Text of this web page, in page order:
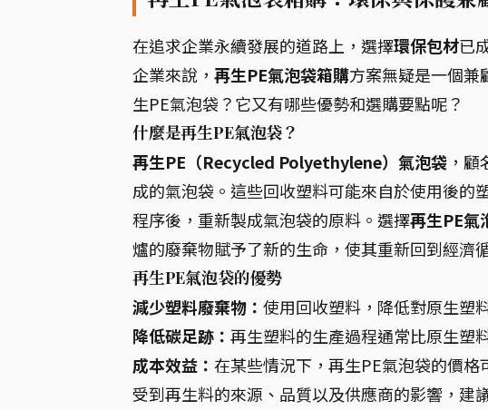
在追求企業永續發展的道路上，選擇環保包材已
企業來說， 再生PE氣泡袋箱購方案無疑是一個兼
生PE氣泡袋？它又有哪些優勢和選購要點呢？
什麼是再生PE氣泡袋？
再生PE（Recycled Polyethylene）氣泡袋 ，
成的氣泡袋。這些回收塑料可能來自於使用後的
程序後，重新製成氣泡袋的原料。選擇再生PE氣
爐的廢棄物賦予了新的生命，使其重新回到經濟
再生PE氣泡袋的優勢
減少塑料廢棄物： 使用回收塑料，降低對原生塑
降低碳足跡： 再生塑料的生產過程通常比原生塑
成本效益： 在某些情況下，再生PE氣泡袋的價
受到再生料的來源、品質以及供應商的影響，建